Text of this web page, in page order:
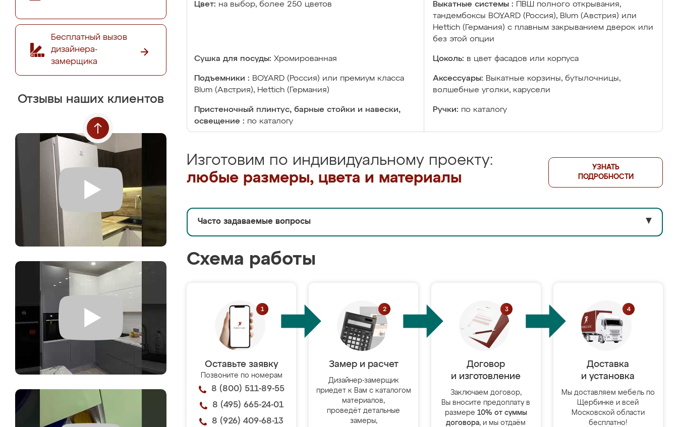
Бесплатный вызов
дизайнера-
замерщика
Отзывы наших клиентов
Цвет: на выбор, более 250 цветов Выкатные системы :
ПВШ полного открывания,
тандембоксы BOYARD (Россия), Blum (Австрия) или
Hettich (Германия) с плавным закрыванием дверок или
без этой опции
Сушка для посуды: Хромированная Цоколь: в цвет фасадов или корпуса
Подъемники : BOYARD (Россия) или премиум класса
Blum (Австрия), Hettich (Германия)
Аксессуары: Выкатные корзины, бутылочницы,
волшебные уголки, карусели
Пристеночный плинтус, барные стойки и навески,
освещение : по каталогу
Ручки: по каталогу
Изготовим по индивидуальному проекту:
любые размеры, цвета и материалы
УЗНАТЬ
ПОДРОБНОСТИ
Часто задаваемые вопросы ▼
Схема работы
Оставьте заявку
Позвоните по номерам
8 (800) 511-89-55
8 (495) 665-24-01
8 (926) 409-68-13
Замер и расчет
Дизайнер-замерщик
приедет к Вам с каталогом
материалов,
проведёт детальные
замеры,
Договор
и изготовление
Заключаем договор,
Вы вносите предоплату в
размере 10% от суммы
договора, и мы отдаём
Доставка
и установка
Мы доставляем мебель по
Щербинке и всей
Московской области
бесплатно!